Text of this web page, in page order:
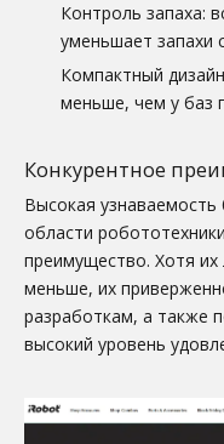
Контроль запаха:
уменьшает запахи
Компактный
меньше, чем у баз
Конкурентное
Высокая
области
преимущество. Хотя их
меньше, их
разработкам, а также
высокий уровень